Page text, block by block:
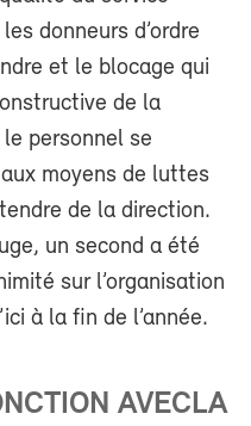
donneurs d’ordre
et le blocage qui
de la
personnel se
moyens de luttes
de la direction.
un second a été
sur l’organisation
à la fin de l’année.
AVECLA